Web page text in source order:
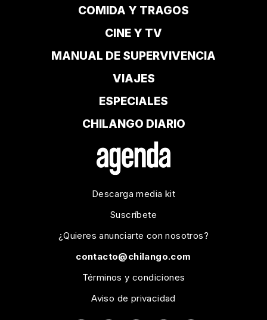
COMIDA Y TRAGOS
CINE Y TV
MANUAL DE SUPERVIVENCIA
VIAJES
ESPECIALES
CHILANGO DIARIO
Descarga media kit
Suscríbete
¿Quieres anunciarte con nosotros?
contacto@chilango.com
Términos y condiciones
Aviso de privacidad